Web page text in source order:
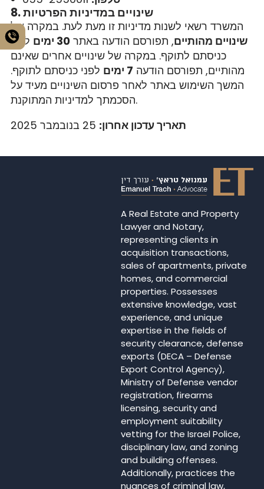
8. שינויים במדיניות הפרטיות
המשרד רשאי לשנות מדיניות זו מעת לעת. במקרה של
שינויים מהותיים, תפורסם הודעה באתר30 ימים
לפני
כניסתם לתוקף. במקרה של שינויים אחרים שאינם
מהותיים, תפורסם הודעה 7 ימים
לפני כניסתם לתוקף.
המשך השימוש באתר לאחר פרסום השינויים מעיד על
הסכמתך למדיניות המתוקנת.
תאריך עדכון אחרון:
A Real Estate and Property
Lawyer and Notary,
representing clients in
acquisition transactions,
sales of apartments, private
homes, and commercial
properties. Possesses
extensive knowledge, vast
experience, and unique
expertise in the fields of
security clearance, defense
exports (DECA – Defense
Export Control Agency),
Ministry of Defense vendor
registration, firearms
licensing, security and
employment suitability
vetting for the Israel Police,
disciplinary law, and zoning
and building offenses.
Additionally, practices the
nuances of criminal law,